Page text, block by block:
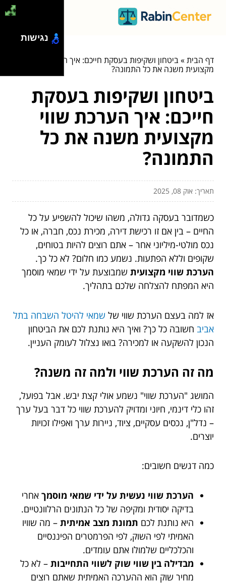
דף הבית»ביטחון ושקיפות בעסקת חייכם: איך הערכת שווי
מקצועית משנה את כל התמונה?
ביטחון ושקיפות בעסקת
חייכם: איך הערכת שווי
מקצועית משנה את כל
התמונה?
תאריך: אוק 08, 2025
כשמדובר בעסקה גדולה, משהו שיכול להשפיע על כל
החיים – בין אם זו רכישת דירה, מכירת נכס, חברה, או כל
נכס מולטי-מיליוני אחר – אתם רוצים להיות בטוחים,
שקופים וללא הפתעות. נשמע כמו חלום? לא כל כך.
הערכת שווי מקצועית שמבוצעת על ידי שמאי מוסמך
היא המפתח להצלחה שלכם בתהליך.
אז למה בעצם הערכת שווי של שמאי להיטל השבחה בתל
אביב חשובה כל כך? ואיך היא נותנת לכם את הביטחון
הנכון להשקעה או למכירה? בואו נצלול לעומק העניין.
מה זה הערכת שווי ולמה זה משנה?
המושג "הערכת שווי" נשמע אולי קצת יבש. אבל בפועל,
זהו כלי דינמי, חיוני ומדויק להערכת שווי כל דבר בעל ערך
– נדל"ן, נכסים עסקיים, ציוד, ניירות ערך ואפילו זכויות
יוצרים.
כמה דגשים חשובים:
הערכת שווי נעשית על ידי שמאי מוסמך אחרי
בדיקה יסודית ומקיפה של כל הנתונים הרלוונטיים.
היא נותנת לכם תמונת מצב אמיתית – מה שוויו
האמיתי לפי השוק, לפי הפרמטרים הפיננסיים
והכלכליים שלמולו אתם עומדים.
מבדילה בין שווי שוק לשווי התחייבות – לא כל
מחיר שוק הוא ההערכה האמיתית שאתם רוצים
נגישות